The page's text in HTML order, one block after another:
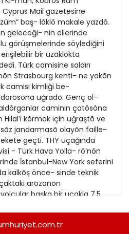
Mail gazetesine
baş- lõklõ makale yazdõ.
geleceği- nin ellerinde
görüşmelerinde söylediğini
bir uzaklõkta
Türk camisine saldırı
Strasbourg kenti- ne yakõn
camisi kimliği be-
uğradõ. Genç ol-
caminin çatõsõna
kõrmak için uğraştõ ve
jandarmasõ olayõn faille-
geçti. THY uçağında
- Türk Hava Yolla- rõ’nõn
İstanbul-New York seferini
kalkõş önce- sinde teknik
arõzanõn
başka bir uçakla 7.5
Profesör, üç
Haberler Servisi - ABD’nin